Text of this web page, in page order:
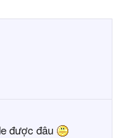
được đâu